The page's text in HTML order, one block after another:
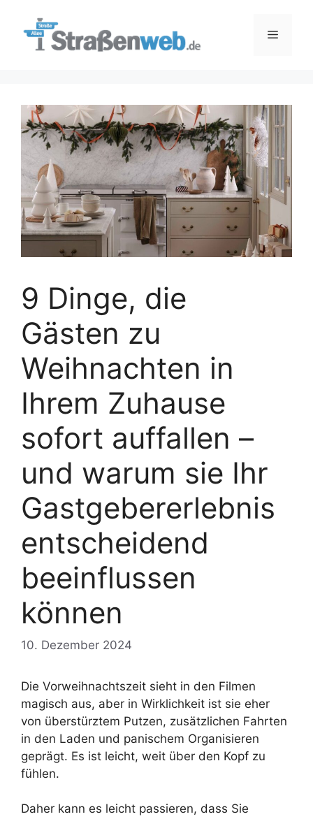
Menü
9 Dinge, die
Gästen zu
Weihnachten in
Ihrem Zuhause
sofort auffallen –
und warum sie Ihr
Gastgebererlebnis
entscheidend
beeinflussen
können
10. Dezember 2024
Die Vorweihnachtszeit sieht in den Filmen
magisch aus, aber in Wirklichkeit ist sie eher
von überstürztem Putzen, zusätzlichen Fahrten
in den Laden und panischem Organisieren
geprägt. Es ist leicht, weit über den Kopf zu
fühlen.
Daher kann es leicht passieren, dass Sie